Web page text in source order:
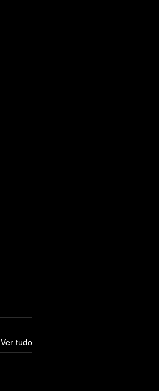
Ver tudo